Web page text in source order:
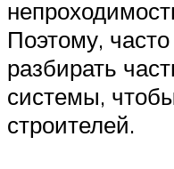
Поэтому,
разбирать
системы,
строителей.